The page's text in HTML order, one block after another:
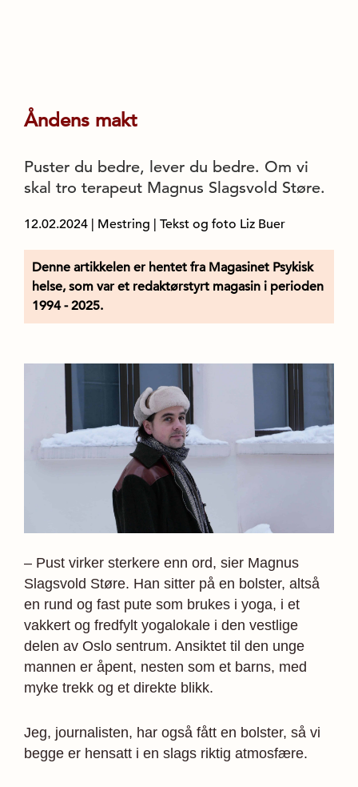
Åndens makt
Puster du bedre, lever du bedre. Om vi
skal tro terapeut Magnus Slagsvold Støre.
12.02.2024 Mestring | Tekst og foto Liz Buer
Denne artikkelen er hentet fra Magasinet Psykisk
helse, som var et redaktørstyrt magasin i perioden
1994 - 2025.
– Pust virker sterkere enn ord, sier Magnus
Slagsvold Støre. Han sitter på en bolster, altså
en rund og fast pute som brukes i yoga, i et
vakkert og fredfylt yogalokale i den vestlige
delen av Oslo sentrum. Ansiktet til den unge
mannen er åpent, nesten som et barns, med
myke trekk og et direkte blikk.
Jeg, journalisten, har også fått en bolster, så vi
begge er hensatt i en slags riktig atmosfære.